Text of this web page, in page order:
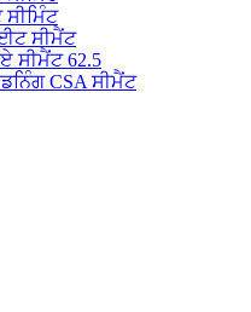
ਸੀਮੈਂਟ
ਸੀਮੈਂਟ 62.5
CSA ਸੀਮੈਂਟ